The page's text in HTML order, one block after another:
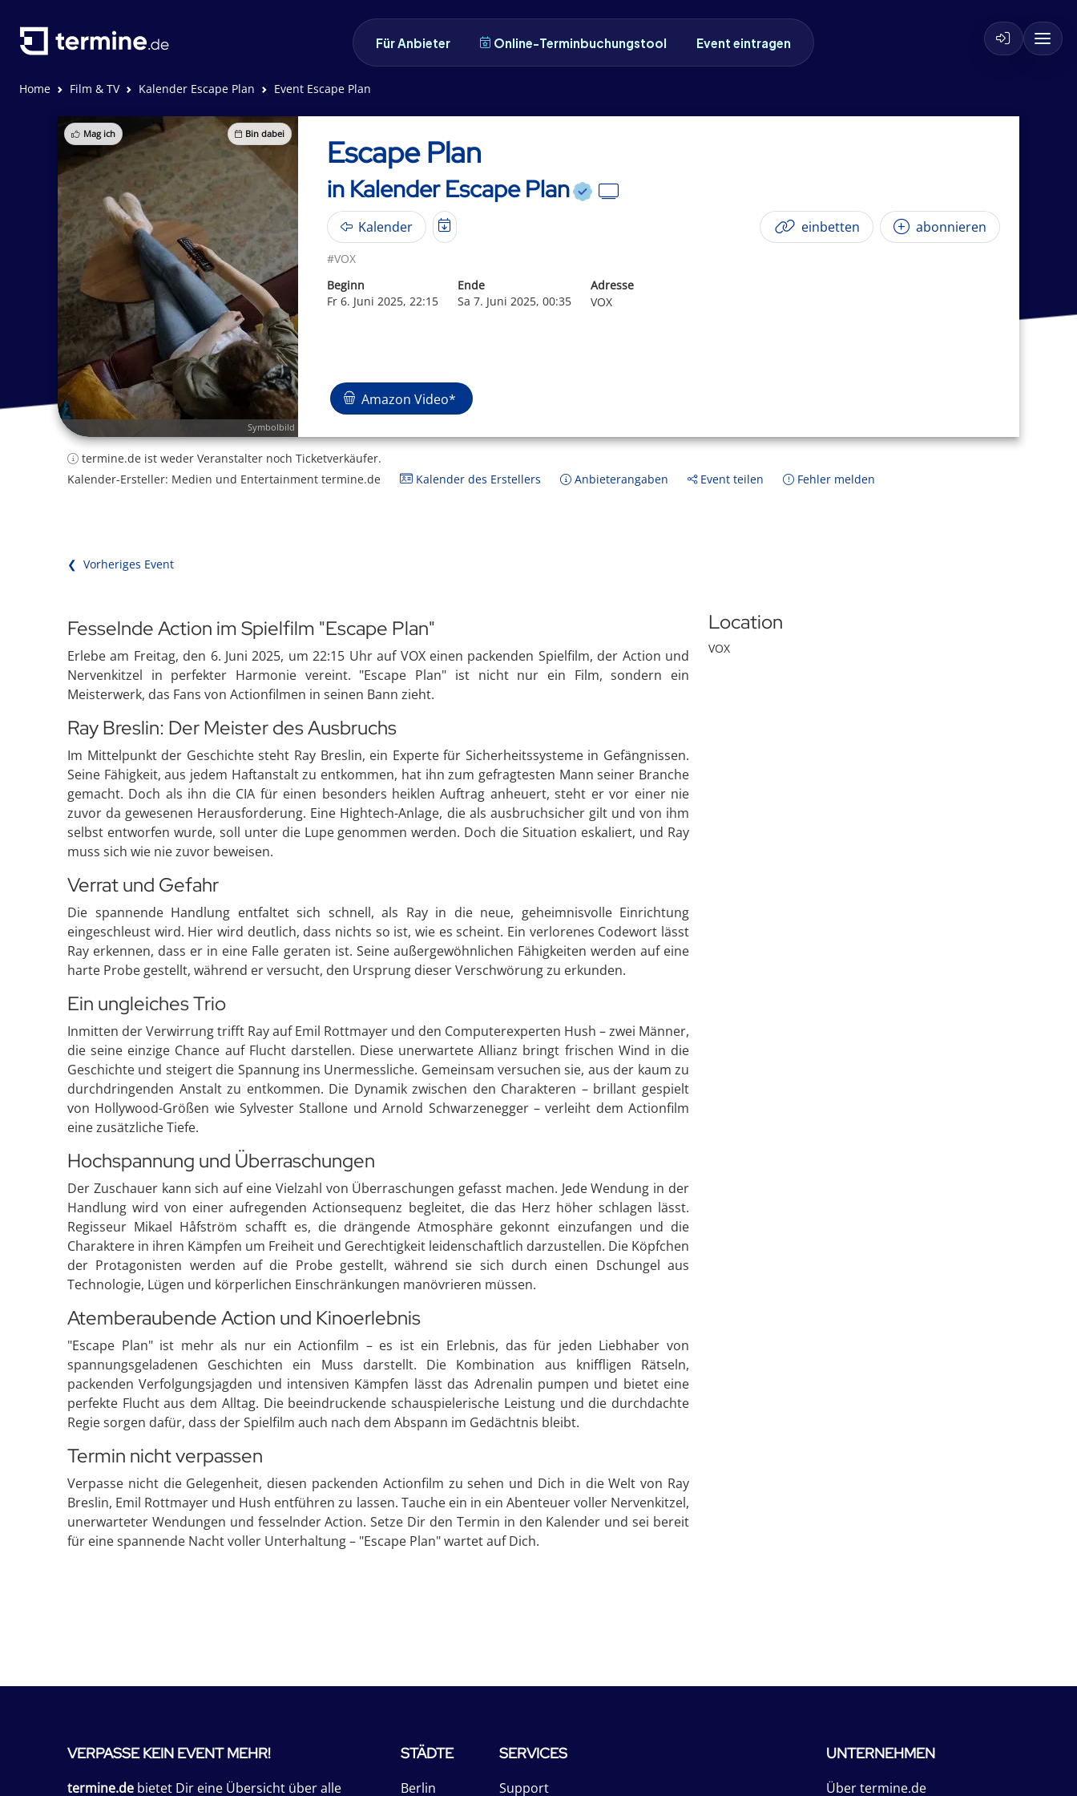
Für Anbieter Online-Terminbuchungstool Event eintragen
Home Film & TV Kalender Escape Plan Event Escape Plan
Mag ich Bin dabei
Symbolbild
Escape Plan
in Kalender Escape Plan
Kalender einbetten abonnieren
#VOX
Beginn
Fr 6. Juni 2025, 22:15
Ende
Sa 7. Juni 2025, 00:35
Adresse
VOX
Amazon Video*
termine.de ist weder Veranstalter noch Ticketverkäufer.
Kalender-Ersteller: Medien und Entertainment termine.de
Kalender des Erstellers Anbieterangaben Event teilen Fehler melden
❮ Vorheriges Event
Fesselnde Action im Spielfilm "Escape Plan"
Erlebe am Freitag, den 6. Juni 2025, um 22:15 Uhr auf VOX einen packenden Spielfilm, der Action und
Nervenkitzel in perfekter Harmonie vereint. "Escape Plan" ist nicht nur ein Film, sondern ein
Meisterwerk, das Fans von Actionfilmen in seinen Bann zieht.
Ray Breslin: Der Meister des Ausbruchs
Im Mittelpunkt der Geschichte steht Ray Breslin, ein Experte für Sicherheitssysteme in Gefängnissen.
Seine Fähigkeit, aus jedem Haftanstalt zu entkommen, hat ihn zum gefragtesten Mann seiner Branche
gemacht. Doch als ihn die CIA für einen besonders heiklen Auftrag anheuert, steht er vor einer nie
zuvor da gewesenen Herausforderung. Eine Hightech-Anlage, die als ausbruchsicher gilt und von ihm
selbst entworfen wurde, soll unter die Lupe genommen werden. Doch die Situation eskaliert, und Ray
muss sich wie nie zuvor beweisen.
Verrat und Gefahr
Die spannende Handlung entfaltet sich schnell, als Ray in die neue, geheimnisvolle Einrichtung
eingeschleust wird. Hier wird deutlich, dass nichts so ist, wie es scheint. Ein verlorenes Codewort lässt
Ray erkennen, dass er in eine Falle geraten ist. Seine außergewöhnlichen Fähigkeiten werden auf eine
harte Probe gestellt, während er versucht, den Ursprung dieser Verschwörung zu erkunden.
Ein ungleiches Trio
Inmitten der Verwirrung trifft Ray auf Emil Rottmayer und den Computerexperten Hush – zwei Männer,
die seine einzige Chance auf Flucht darstellen. Diese unerwartete Allianz bringt frischen Wind in die
Geschichte und steigert die Spannung ins Unermessliche. Gemeinsam versuchen sie, aus der kaum zu
durchdringenden Anstalt zu entkommen. Die Dynamik zwischen den Charakteren – brillant gespielt
von Hollywood-Größen wie Sylvester Stallone und Arnold Schwarzenegger – verleiht dem Actionfilm
eine zusätzliche Tiefe.
Hochspannung und Überraschungen
Der Zuschauer kann sich auf eine Vielzahl von Überraschungen gefasst machen. Jede Wendung in der
Handlung wird von einer aufregenden Actionsequenz begleitet, die das Herz höher schlagen lässt.
Regisseur Mikael Håfström schafft es, die drängende Atmosphäre gekonnt einzufangen und die
Charaktere in ihren Kämpfen um Freiheit und Gerechtigkeit leidenschaftlich darzustellen. Die Köpfchen
der Protagonisten werden auf die Probe gestellt, während sie sich durch einen Dschungel aus
Technologie, Lügen und körperlichen Einschränkungen manövrieren müssen.
Atemberaubende Action und Kinoerlebnis
"Escape Plan" ist mehr als nur ein Actionfilm – es ist ein Erlebnis, das für jeden Liebhaber von
spannungsgeladenen Geschichten ein Muss darstellt. Die Kombination aus kniffligen Rätseln,
packenden Verfolgungsjagden und intensiven Kämpfen lässt das Adrenalin pumpen und bietet eine
perfekte Flucht aus dem Alltag. Die beeindruckende schauspielerische Leistung und die durchdachte
Regie sorgen dafür, dass der Spielfilm auch nach dem Abspann im Gedächtnis bleibt.
Termin nicht verpassen
Verpasse nicht die Gelegenheit, diesen packenden Actionfilm zu sehen und Dich in die Welt von Ray
Breslin, Emil Rottmayer und Hush entführen zu lassen. Tauche ein in ein Abenteuer voller Nervenkitzel,
unerwarteter Wendungen und fesselnder Action. Setze Dir den Termin in den Kalender und sei bereit
für eine spannende Nacht voller Unterhaltung – "Escape Plan" wartet auf Dich.
Location
VOX
VERPASSE KEIN EVENT MEHR!
termine.de bietet Dir eine Übersicht über alle
STÄDTE
Berlin
SERVICES
Support
UNTERNEHMEN
Über termine.de